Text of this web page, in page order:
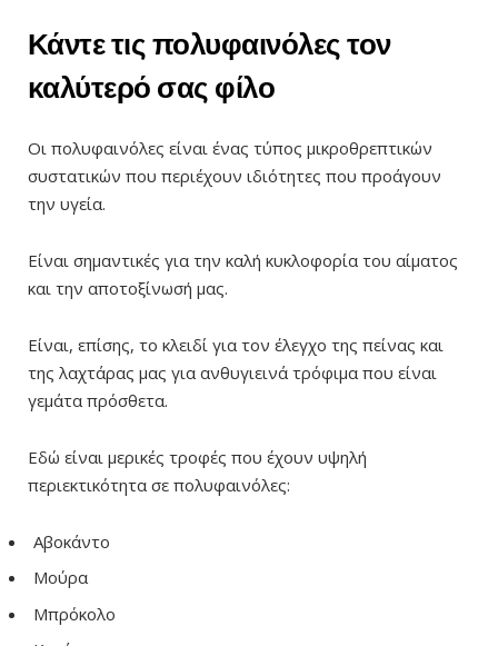
Κάντε τις πολυφαινόλες τον
καλύτερό σας φίλο
Οι πολυφαινόλες είναι ένας τύπος μικροθρεπτικών
συστατικών που περιέχουν ιδιότητες που προάγουν
την υγεία.
Είναι σημαντικές για την καλή κυκλοφορία του αίματος
και την αποτοξίνωσή μας.
Είναι, επίσης, το κλειδί για τον έλεγχο της πείνας και
της λαχτάρας μας για ανθυγιεινά τρόφιμα που είναι
γεμάτα πρόσθετα.
Εδώ είναι μερικές τροφές που έχουν υψηλή
περιεκτικότητα σε πολυφαινόλες:
Αβοκάντο
Μούρα
Μπρόκολο